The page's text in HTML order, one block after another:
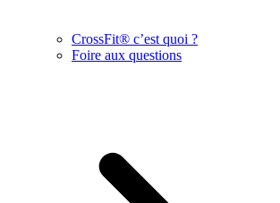
CrossFit® c’est quoi ?
Foire aux questions